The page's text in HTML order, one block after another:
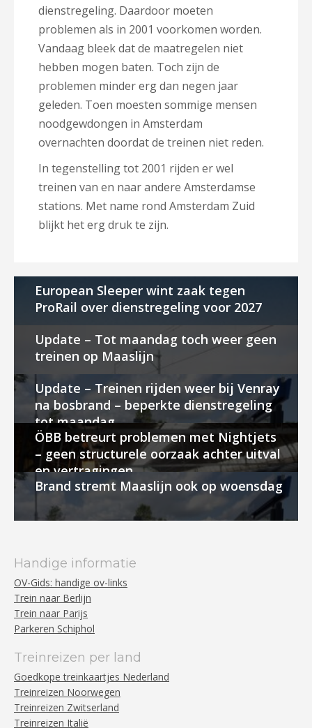
dienstregeling. Daardoor moeten
problemen als in 2001 voorkomen worden.
Vandaag bleek dat de maatregelen niet
hebben mogen baten. Toch zijn de
problemen minder erg dan negen jaar
geleden. Toen moesten sommige mensen
noodgewdongen in Amsterdam
overnachten doordat de treinen niet reden.
In tegenstelling tot 2001 rijden er wel
treinen van en naar andere Amsterdamse
stations. Met name rond Amsterdam Zuid
blijkt het erg druk te zijn.
European Sleeper wint zaak tegen
ProRail over dienstregeling voor 2027
Update – Tot maandag toch weer geen
treinen op Maaslijn
Update – Treinen rijden weer bij Venray
na bosbrand – beperkte dienstregeling
tot maandag
ÖBB betreurt problemen met Nightjets
– geen structurele oorzaak achter uitval
en vertragingen
Brand stremt Maaslijn ook op woensdag
Handige informatie
OV-Gids: handige ov-links
Trein naar Berlijn
Trein naar Parijs
Parkeren Schiphol
Treinreizen per land
Goedkope treinkaartjes Nederland
Treinreizen Noorwegen
Treinreizen Zwitserland
Treinreizen Italië